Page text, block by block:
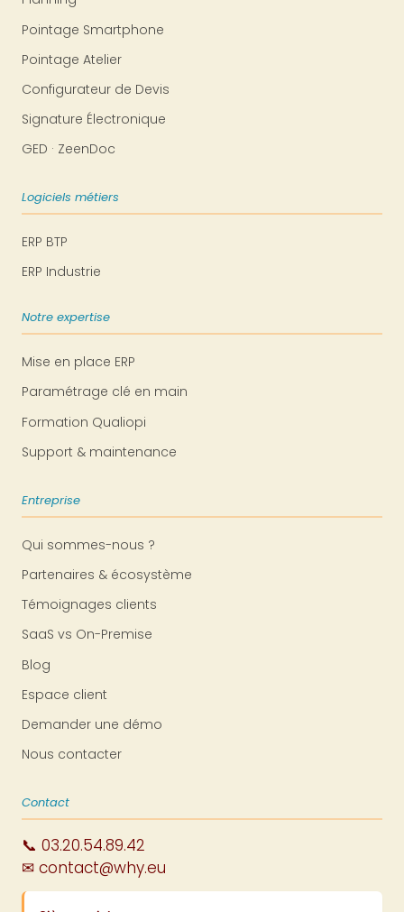
Pointage Smartphone
Pointage Atelier
Configurateur de Devis
Signature Électronique
GED · ZeenDoc
Logiciels métiers
ERP BTP
ERP Industrie
Notre expertise
Mise en place ERP
Paramétrage clé en main
Formation Qualiopi
Support & maintenance
Entreprise
Qui sommes-nous ?
Partenaires & écosystème
Témoignages clients
SaaS vs On-Premise
Blog
Espace client
Demander une démo
Nous contacter
Contact
📞 03.20.54.89.42
✉ contact@why.eu